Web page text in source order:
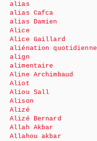
alias
alias Cafca
alias Damien
Alice
Alice Gaillard
aliénation quotidienne
align
alimentaire
Aline Archimbaud
Aliot
Aliou Sall
Alison
Alizé
Alizé Bernard
Allah Akbar
Allahou akbar